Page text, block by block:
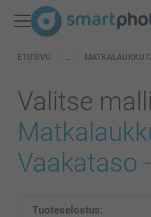
ETUSIVU
Valitse
Vaakataso
Tuoteselostus: